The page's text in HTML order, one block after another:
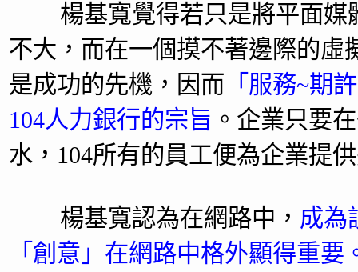
楊基寬覺得若只是將平面媒
不大，而在一個摸不著邊際的虛
是成功的先機，因而 「服務~期
104人力銀行的宗旨 。企業只要
水，104所有的員工便為企業提
楊基寬認為在網路中， 成為
「創意」在網路中格外顯得重